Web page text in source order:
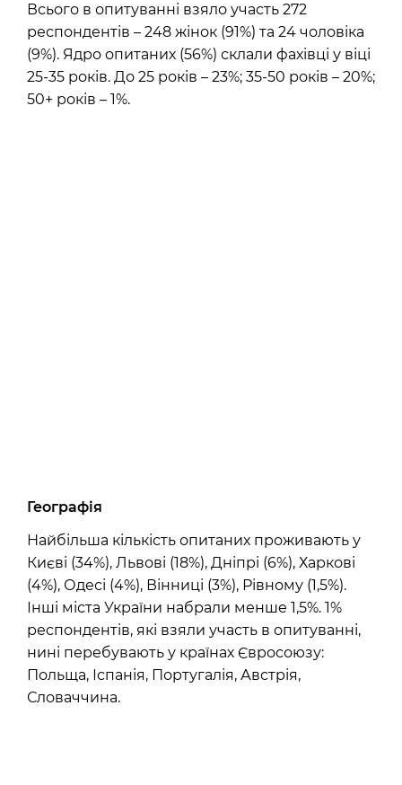
Всього в опитуванні взяло участь 272
респондентів – 248 жінок (91%) та 24 чоловіка
(9%). Ядро опитаних (56%) склали фахівці у віці
25-35 років. До 25 років – 23%; 35-50 років – 20%;
50+ років – 1%.
Географія
Найбільша кількість опитаних проживають у
Києві (34%), Львові (18%), Дніпрі (6%), Харкові
(4%), Одесі (4%), Вінниці (3%), Рівному (1,5%).
Інші міста України набрали менше 1,5%. 1%
респондентів, які взяли участь в опитуванні,
нині перебувають у країнах Євросоюзу:
Польща, Іспанія, Португалія, Австрія,
Словаччина.